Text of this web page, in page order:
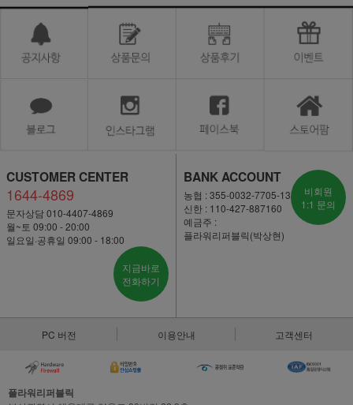
CUSTOMER CENTER
1644-4869
문자상담 010-4407-4869
월~토 09:00 - 20:00
일요일·공휴일 09:00 - 18:00
지금바로
전화하기
BANK ACCOUNT
농협 : 355-0032-7705-13
신한 : 110-427-887160
예금주 :
플라워리퍼블릭(박상현)
비회원
1:1 문의
PC 버전 이용안내 고객센터
플라워리퍼블릭